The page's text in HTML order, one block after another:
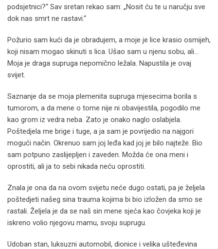
podsjetnici?“ Sav sretan rekao sam: „Nosit ću te u naručju sve
dok nas smrt ne rastavi.“
Požurio sam kući da je obradujem, a moje je lice krasio osmijeh,
koji nisam mogao skinuti s lica. Ušao sam u njenu sobu, ali…
Moja je draga supruga nepomično ležala. Napustila je ovaj
svijet.
Saznanje da se moja plemenita supruga mjesecima borila s
tumorom, a da mene o tome nije ni obavijestila, pogodilo me
kao grom iz vedra neba. Zato je onako naglo oslabjela.
Poštedjela me brige i tuge, a ja sam je povrijedio na najgori
mogući način. Okrenuo sam joj leđa kad joj je bilo najteže. Bio
sam potpuno zaslijepljen i zaveden. Možda će ona meni i
oprostiti, ali ja to sebi nikada neću oprostiti.
Znala je ona da na ovom svijetu neće dugo ostati, pa je željela
poštedjeti našeg sina trauma kojima bi bio izložen da smo se
rastali. Željela je da se naš sin mene sjeća kao čovjeka koji je
iskreno volio njegovu mamu, svoju suprugu.
Udoban stan, luksuzni automobil, dionice i velika ušteđevina